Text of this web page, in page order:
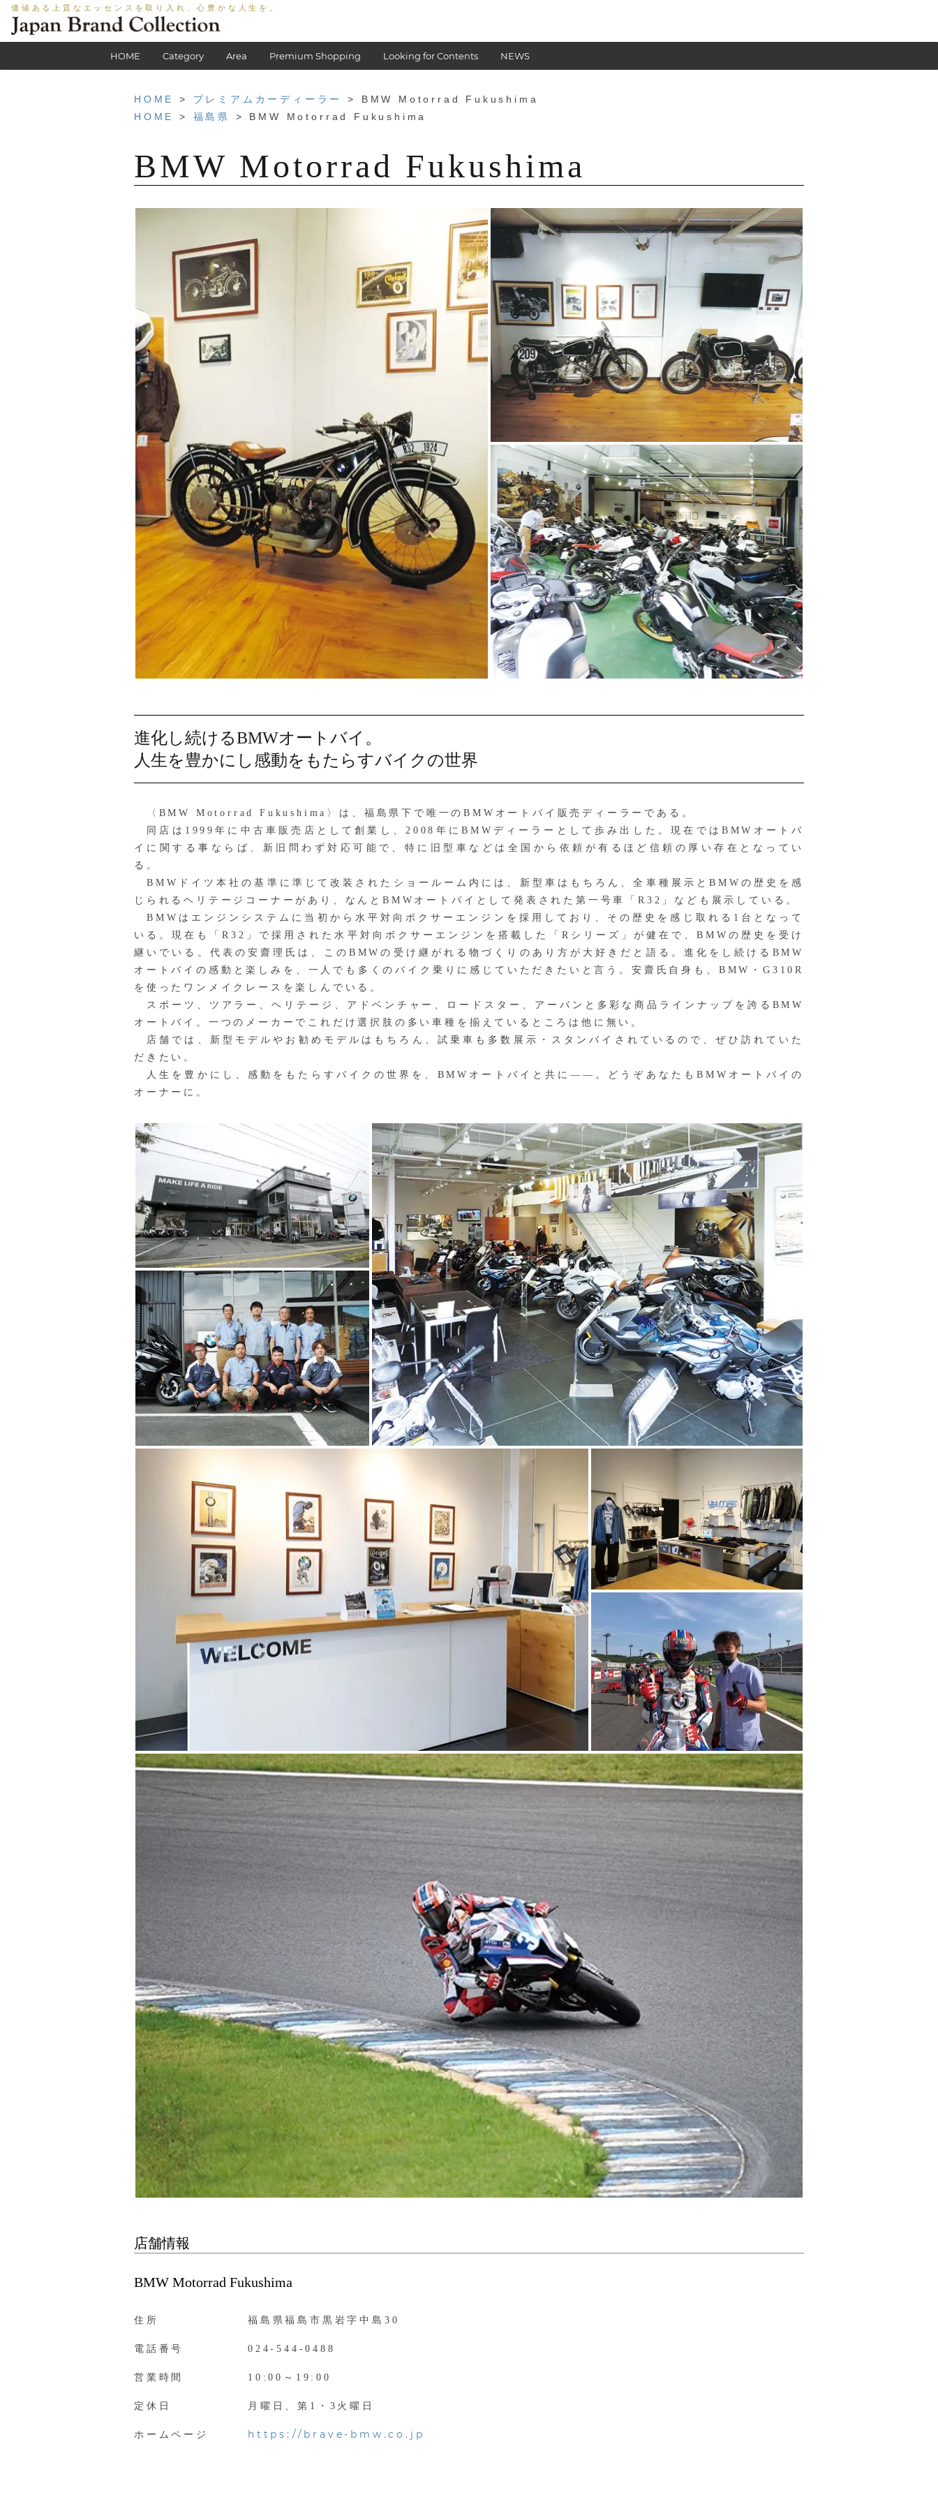
価値ある上質なエッセンスを取り入れ、心豊かな人生を。
HOME Category Area Premium Shopping Looking for Contents NEWS
HOME > プレミアムカーディーラー
> BMW Motorrad Fukushima
HOME
> 福島県 > BMW Motorrad Fukushima
BMW Motorrad Fukushima
進化し続けるBMWオートバイ。
人生を豊かにし感動をもたらすバイクの世界
〈BMW Motorrad Fukushima〉は、福島県下で唯一のBMWオートバイ販売ディーラーである。
同店は1999年に中古車販売店として創業し、2008年にBMWディーラーとして歩み出した。現在ではBMWオートバ
イに関する事ならば、新旧問わず対応可能で、特に旧型車などは全国から依頼が有るほど信頼の厚い存在となってい
る。
BMWドイツ本社の基準に準じて改装されたショールーム内には、新型車はもちろん、全車種展示とBMWの歴史を感
じられるヘリテージコーナーがあり、なんとBMWオートバイとして発表された第一号車「R32」なども展示している。
BMWはエンジンシステムに当初から水平対向ボクサーエンジンを採用しており、その歴史を感じ取れる1台となって
いる。現在も「R32」で採用された水平対向ボクサーエンジンを搭載した「Rシリーズ」が健在で、BMWの歴史を受け
継いでいる。代表の安齋理氏は、このBMWの受け継がれる物づくりのあり方が大好きだと語る。進化をし続けるBMW
オートバイの感動と楽しみを、一人でも多くのバイク乗りに感じていただきたいと言う。安齋氏自身も、BMW・G310R
を使ったワンメイクレースを楽しんでいる。
スポーツ、ツアラー、ヘリテージ、アドベンチャー、ロードスター、アーバンと多彩な商品ラインナップを誇るBMW
オートバイ。一つのメーカーでこれだけ選択肢の多い車種を揃えているところは他に無い。
店舗では、新型モデルやお勧めモデルはもちろん、試乗車も多数展示・スタンバイされているので、ぜひ訪れていた
だきたい。
人生を豊かにし、感動をもたらすバイクの世界を、BMWオートバイと共に——。どうぞあなたもBMWオートバイの
オーナーに。
店舗情報
BMW Motorrad Fukushima
住所 福島県福島市黒岩字中島30
電話番号 024-544-0488
営業時間 10:00～19:00
定休日 月曜日、第1・3火曜日
ホームページ https://brave-bmw.co.jp